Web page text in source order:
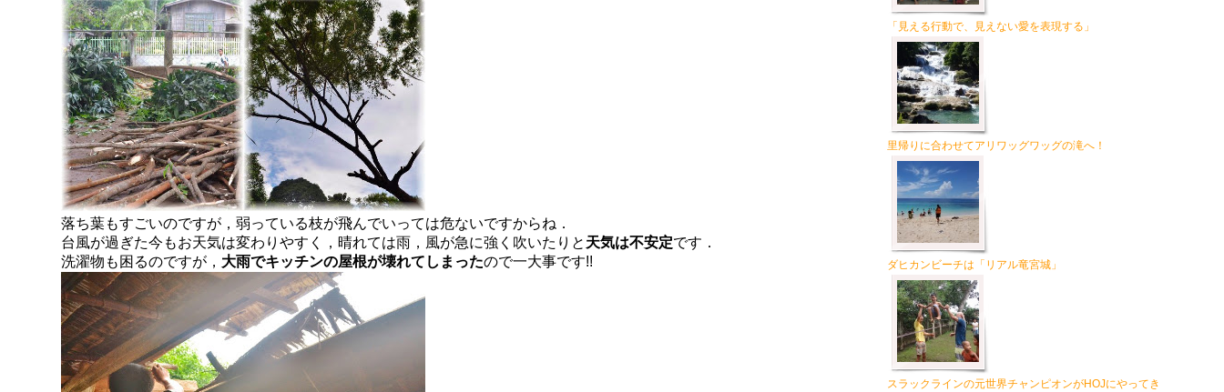
落ち葉もすごいのですが，弱っている枝が飛んでいっては危ないですからね．
台風が過ぎた今もお天気は変わりやすく，晴れては雨，風が急に強く吹いたりと 天気は不安定です．
洗濯物も困るのですが， 大雨でキッチンの屋根が壊れてしまったので一大事です!!
「見える行動で、見えない愛を表現する」
里帰りに合わせてアリワッグワッグの滝へ！
ダヒカンビーチは「リアル竜宮城」
スラックラインの元世界チャンピオンがHOJにやってき